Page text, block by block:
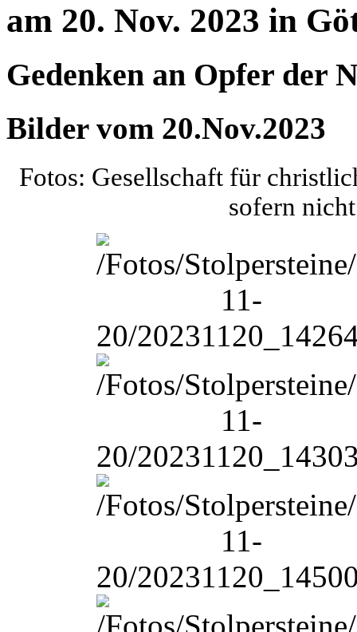
am 20. Nov. 2023 in
Gedenken an Opfer der
Bilder vom 20.Nov.2023
Fotos: Gesellschaft für
sofern